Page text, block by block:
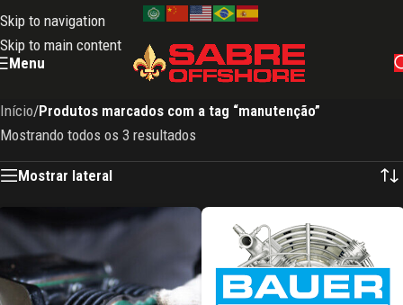
Skip to navigation
Skip to main content
Menu
Início/Produtos marcados com a tag “manutenção”
Mostrando todos os 3 resultados
Mostrar lateral